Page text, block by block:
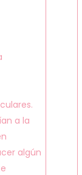
a la
algún